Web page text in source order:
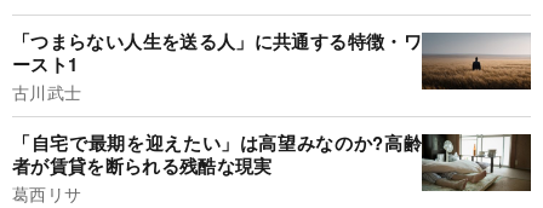
「つまらない人生を送る人」に共通する特徴・ワ
ースト1
古川武士
「自宅で最期を迎えたい」は高望みなのか?高齢
者が賃貸を断られる残酷な現実
葛西リサ